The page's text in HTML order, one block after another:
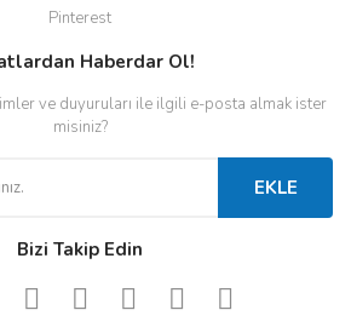
Pinterest
Haberdar Ol!
ve duyuruları ile ilgili e-posta almak ister
misiniz?
EKLE
Bizi Takip Edin